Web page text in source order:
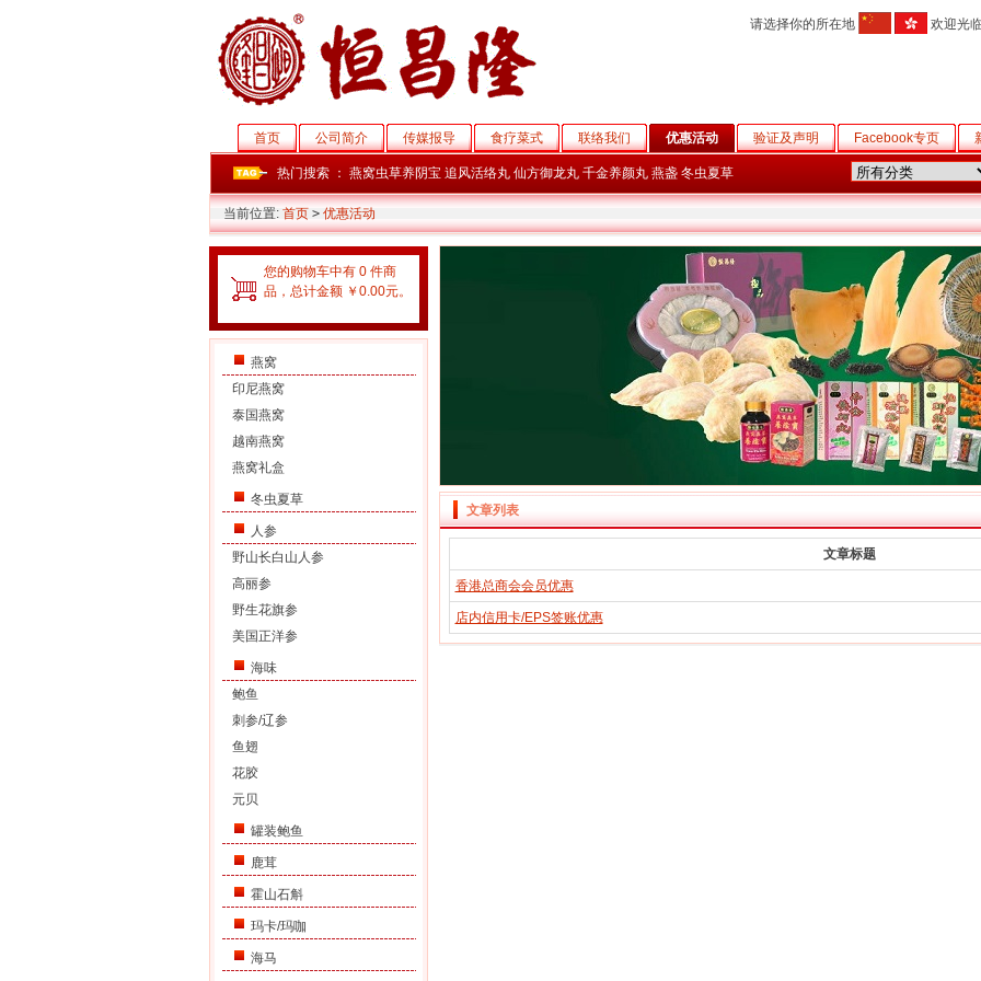
请选择你的所在地 欢迎光
首页 公司简介 传媒报导 食疗菜式 联络我们 优惠活动 验证及声明 Facebook专页
热门搜索 ： 燕窝虫草养阴宝 追风活络丸 仙方御龙丸 千金养颜丸 燕盏 冬虫夏草
当前位置: 首页 > 优惠活动
您的购物车中有 0 件商
品，总计金额 ￥0.00元。
燕窝
印尼燕窝
泰国燕窝
越南燕窝
燕窝礼盒
冬虫夏草
人参
野山长白山人参
高丽参
野生花旗参
美国正洋参
海味
鲍鱼
刺参/辽参
鱼翅
花胶
元贝
罐装鲍鱼
鹿茸
霍山石斛
玛卡/玛咖
海马
文章列表
文章标题
香港总商会会员优惠
店内信用卡/EPS签账优惠